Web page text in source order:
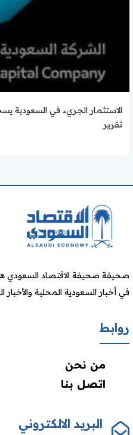
تقرير
صحيفة صحيفة الاقتصاد
في أخبار السعودية المحلية والأخبار
روابط
من نحن
اتصل بنا
البريد الالكتروني